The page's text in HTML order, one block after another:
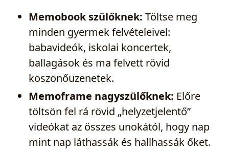
Memobook szülőknek: Töltse meg
minden gyermek felvételeivel:
babavideók, iskolai koncertek,
ballagások és ma felvett rövid
köszönőüzenetek.
Memoframe nagyszülőknek: Előre
töltsön fel rá rövid „helyzetjelentő”
videókat az összes unokától, hogy nap
mint nap láthassák és hallhassák őket.